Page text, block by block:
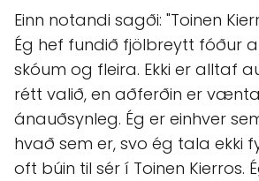
Einn notandi sagði: "Toinen
Ég hef fundið fjölbreytt fóður
skóum og fleira. Ekki er alltaf
rétt valið, en aðferðin er
ánauðsynleg. Ég er einhver
hvað sem er, svo ég tala ekki
oft búin til sér í Toinen Kierros.